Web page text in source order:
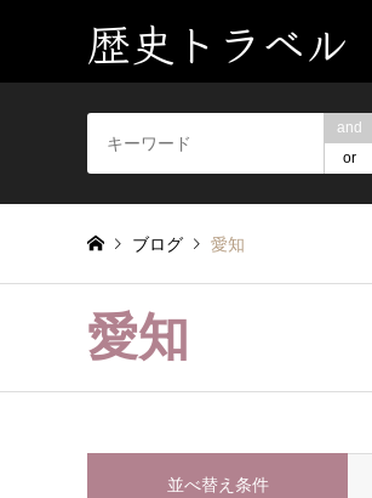
歴史トラベル
and
or
ブログ 愛知
愛知
並べ替え条件